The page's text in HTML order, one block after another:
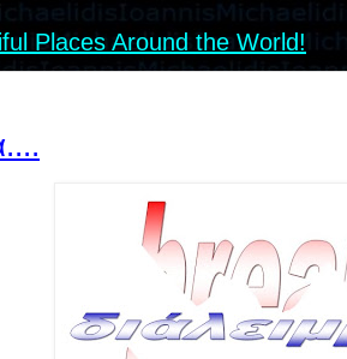
Places Around the World!